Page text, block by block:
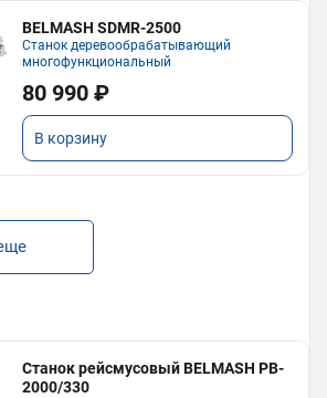
BELMASH SDMR-2500
Станок деревообрабатывающий
многофункциональный
80 990 ₽
В корзину
Станок рейсмусовый BELMASH PB-
2000/330